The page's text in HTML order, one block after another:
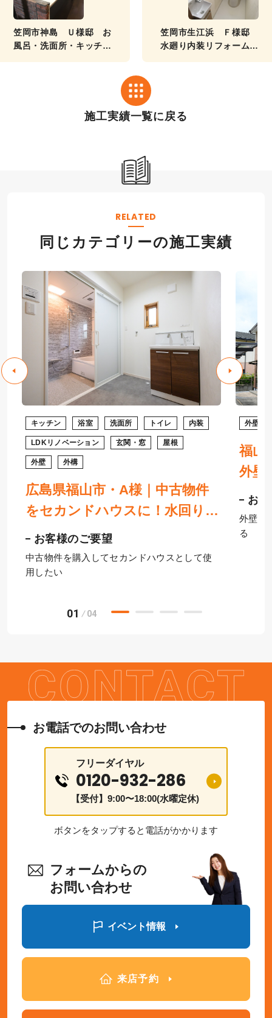
笠岡市神島 Ｕ様邸 お
風呂・洗面所・キッチン
施工実績一覧に戻る
笠岡市生江浜 Ｆ様邸
水廻り内装リフォーム工
RELATED
同じカテゴリーの施工実績
キッチン 浴室 洗面所 トイレ 内装
LDKリノベーション 玄関・窓 屋根
外壁 外構
広島県福山市・A様｜中古物件
をセカンドハウスに！水回り・
内装リフォーム・外壁塗装
お客様のご要望
中古物件を購入してセカンドハウスとして使
用したい
外壁
福
外壁
お
外壁サ
る
01 04
お電話でのお問い合わせ
フリーダイヤル
0120-932-286
【受付】9:00〜18:00(水曜定休)
ボタンをタップすると電話がかかります
フォームからの
お問い合わせ
イベント情報
来店予約